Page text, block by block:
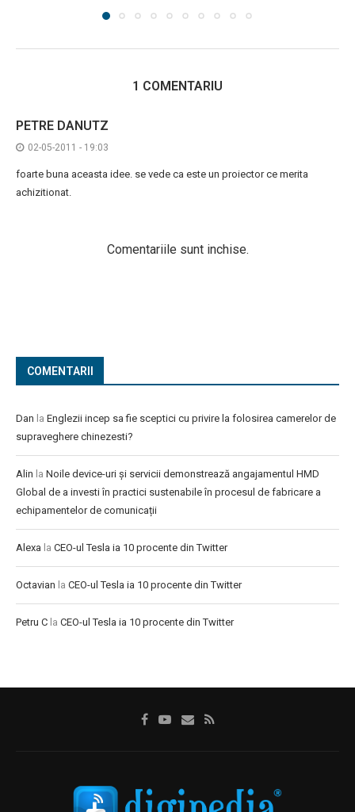
1 COMENTARIU
PETRE DANUTZ
02-05-2011 - 19:03
foarte buna aceasta idee. se vede ca este un proiector ce merita
achizitionat.
Comentariile sunt inchise.
COMENTARII
Dan la Englezii incep sa fie sceptici cu privire la folosirea camerelor de
supraveghere chinezesti?
Alin la Noile device-uri și servicii demonstrează angajamentul HMD
Global de a investi în practici sustenabile în procesul de fabricare a
echipamentelor de comunicații
Alexa la CEO-ul Tesla ia 10 procente din Twitter
Octavian la CEO-ul Tesla ia 10 procente din Twitter
Petru C la CEO-ul Tesla ia 10 procente din Twitter